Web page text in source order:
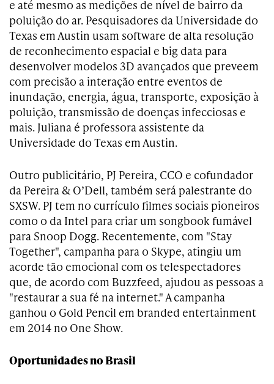
e até mesmo as medições de nível de bairro da
poluição do ar. Pesquisadores da Universidade do
Texas em Austin usam software de alta resolução
de reconhecimento espacial e big data para
desenvolver modelos 3D avançados que preveem
com precisão a interação entre eventos de
inundação, energia, água, transporte, exposição à
poluição, transmissão de doenças infecciosas e
mais. Juliana é professora assistente da
Universidade do Texas em Austin.
Outro publicitário, PJ Pereira, CCO e cofundador
da Pereira & O’Dell, também será palestrante do
SXSW. PJ tem no currículo filmes sociais pioneiros
como o da Intel para criar um songbook fumável
para Snoop Dogg. Recentemente, com "Stay
Together", campanha para o Skype, atingiu um
acorde tão emocional com os telespectadores
que, de acordo com Buzzfeed, ajudou as pessoas a
"restaurar a sua fé na internet." A campanha
ganhou o Gold Pencil em branded entertainment
em 2014 no One Show.
Oportunidades no Brasil